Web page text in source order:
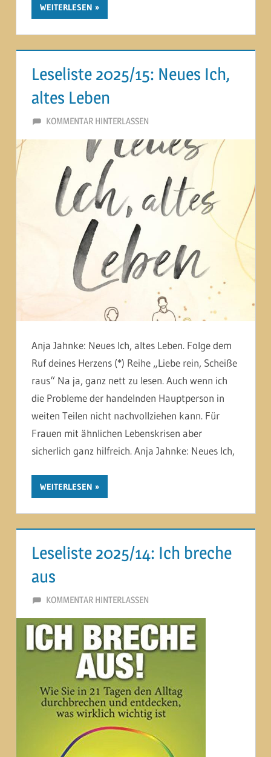
WEITERLESEN
Leseliste 2025/15: Neues Ich,
altes Leben
23. SEPTEMBER 2025
MARTINA BERG
KOMMENTAR HINTERLASSEN
Anja Jahnke: Neues Ich, altes Leben. Folge dem
Ruf deines Herzens (*) Reihe „Liebe rein, Scheiße
raus“ Na ja, ganz nett zu lesen. Auch wenn ich
die Probleme der handelnden Hauptperson in
weiten Teilen nicht nachvollziehen kann. Für
Frauen mit ähnlichen Lebenskrisen aber
sicherlich ganz hilfreich. Anja Jahnke: Neues Ich,
WEITERLESEN
Leseliste 2025/14: Ich breche
aus
23. SEPTEMBER 2025
MARTINA BERG
KOMMENTAR HINTERLASSEN